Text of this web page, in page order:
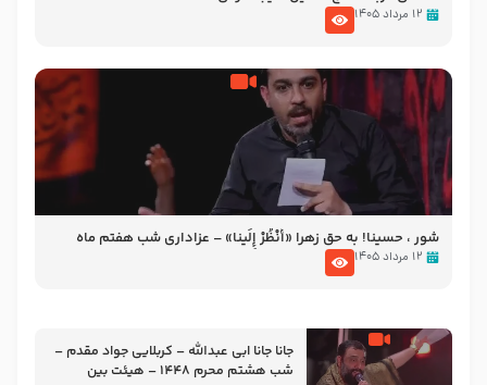
۱۲ مرداد ۱۴۰۵
شور ، حسینا! به‌ حق زهرا «أُنْظُرْ إِلَینا» – عزاداری شب هفتم ماه
محرّم 1405
۱۲ مرداد ۱۴۰۵
جانا جانا ابی عبدالله – کربلایی جواد مقدم –
شب هشتم محرم 1448 – هیئت بین